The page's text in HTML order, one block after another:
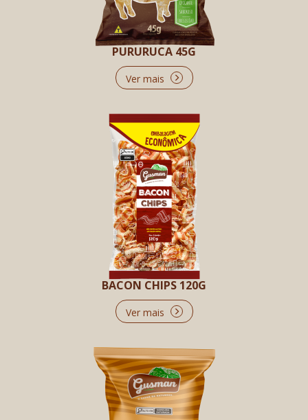
PURURUCA 45G
Ver mais
BACON CHIPS 120G
Ver mais